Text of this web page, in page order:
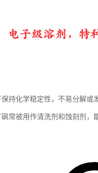
持化学稳定性，不易分解或
常被用作清洗剂和蚀刻剂，